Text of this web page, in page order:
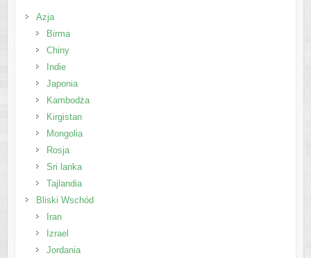
Azja
Birma
Chiny
Indie
Japonia
Kambodża
Kirgistan
Mongolia
Rosja
Sri lanka
Tajlandia
Bliski Wschód
Iran
Izrael
Jordania